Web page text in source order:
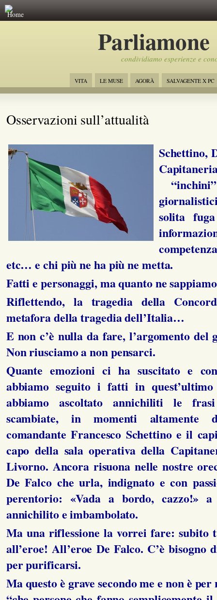
Home
Parliamone
condividiamo esperienze e
VITA LE MUSE AGORÀ SALVAGENTE X PC
Osservazioni sull’attualità
Schettino,
solita
etc… e chi più ne ha più ne metta.
Fatti e personaggi, ma quanto ne
Riflettendo, la tragedia della
metafora della tragedia dell’Italia…
E non c’è nulla da fare, l’argomento del
Non riusciamo a non pensarci.
Quante emozioni ci ha suscitato e
abbiamo seguito i fatti in
abbiamo ascoltato annichiliti le
scambiate, in momenti altamente
comandante Francesco Schettino e il
capo della sala operativa della
Livorno. Ancora risuona nelle nostre
De Falco che urla, indignato e con
perentorio: «Vada a bordo, cazzo!» a
annichilito e imbambolato.
Ma una riflessione la vorrei fare: subito
all’eroe! All’eroe De Falco. C’è bisogno
per purificarsi.
Ma questo è grave secondo me e non è